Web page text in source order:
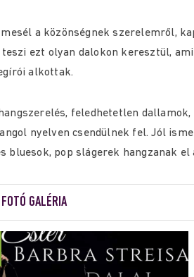
mesél a közönségnek szerelemről,
teszi ezt olyan dalokon keresztül,
alkottak.
feledhetetlen
nyelven csendülnek fel. Jól
bluesok, pop slágerek hangzanak el
FOTÓ GALÉRIA